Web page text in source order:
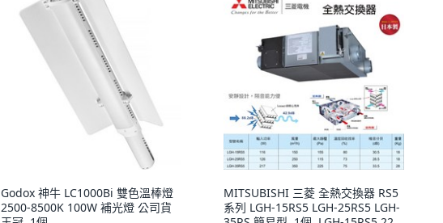
Godox 神牛 LC1000Bi 雙色溫棒燈
2500-8500K 100W 補光燈 公司貨
MITSUBISHI 三菱 全熱交換器 RS5
系列 LGH-15RS5 LGH-25RS5 LGH-